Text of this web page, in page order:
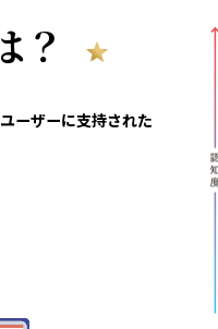
ーザーに支持された